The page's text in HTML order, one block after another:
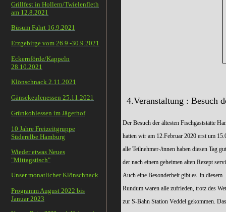
Grillfest in Hollern/Twielenfleth
am 12.8.2021
Büsum Fahrt 16.9.2021
Erzgebirge vom 26.9.-30.9.2021
Eckernförde/Kappeln
28.10.2021
Klönschnack 2.11.2021
Gänsekeulenessen 25.11.2021
Grünkohlessen im Jägerhof
10 Jahre Freizeitgruppe
Süderelbe Hamburg
Wieder etwas Neues
"Mittagstisch"
Unser monatlicher Klönschnack
Programm August 2022 bis
Januar 2023
4.Veranstaltung :
Der Besuch der ältesten Fischgaststätte
hatten wir am 12.Februar 2020 erst um
alle Teilnehmer-/innen haben diesen Tag
der nach einem geheimen alten Rezept
Auch eine Besonderheit gibt es in
Rundum waren alle zufrieden, trotz des
zur S-Bahn Station Veddel gekommen.